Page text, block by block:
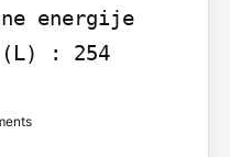
energije
(L) : 254